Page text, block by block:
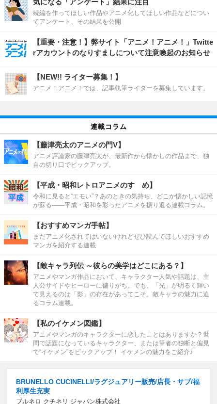
気になる「アンケート」結果に注目
続編を作ってほしい作品やアニメ化してほしい作品などについ
てアンケート、その結果を公開
【重要・注意！】弊サイト「アニメ！アニメ！」Twitte
rアカウントのなりすましについて注意喚起のお知らせ
【NEW!! ライター募集！】
アニメ！アニメ！では、記事執筆ライターを募集しています。
連載コラム
【藤津亮太のアニメの門V】
アニメ評論家の藤津亮太が、最新作から懐かしの作品まで、独
自の切り口でピックアップ。
【平成・昭和レトロアニメのすゝめ】
令和に見ると“エモい”？あのときの気持ち、どこか懐かしい記憶
が蘇る――平成・昭和を彩ったアニメを振り返る連載コラム。
【おすすめマンガ手帖】
まだアニメ化されてはいないけれどぜひ読んでほしいおすすめ
マンガを紹介する連載
【敵キャラ列伝 ～彼らの美学はどこにある？】
アニメやマンガ作品において、キャラクター人気や話題は、主
人公サイドやヒーローに偏りがち。でも、「光」が明るく輝い
て見えるのは「影」の存在があってこそ。敵キャラの魅力に迫
るコラム連載。
【私のイケメン図鑑】
アニメやマンガのキャラクターに恋したことはありますか？世
間で話題になっているキャラクター、または筆者の独断と偏見
で“イケメン”をピックアップ！ イケメンの魅力をご紹介♪
BRUNELLO CUCINELLI/ラグジュアリー販売/店長・サブ/福
利厚生充実
ブルネロ クチネリ ジャパン株式会社